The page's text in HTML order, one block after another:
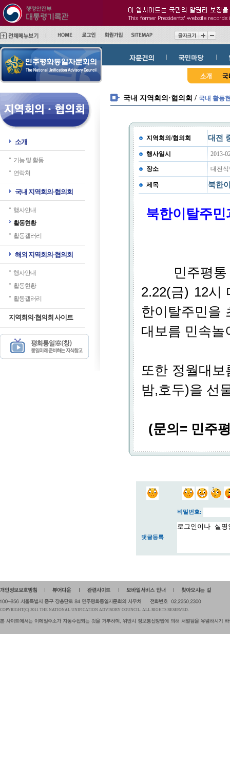
인
메
바
문
바
가
소개
기능 및 활동
연락처
국내 지역회의·협의회
행사안내
활동현황
활동갤러리
해외 지역회의·협의회
행사안내
활동현황
활동갤러리
지역회의·협의회 사이트
국내 지역회의·협의회 / 국내 활동
지역회의/협의회 대전
행사일시 2013-
장소 대전
제목 북한
북한이탈주
민주평통
2.22(금) 12시
한이탈주민을
대보름 민속놀
또한 정월대
밤,호두)을 선
(문의= 민주
비밀번호:
댓글등록
COPYRIGHT(C) 2011 THE NATIONAL UNIFICATION ADVISORY COUNCIL. ALL RIGHTS RESERVED.